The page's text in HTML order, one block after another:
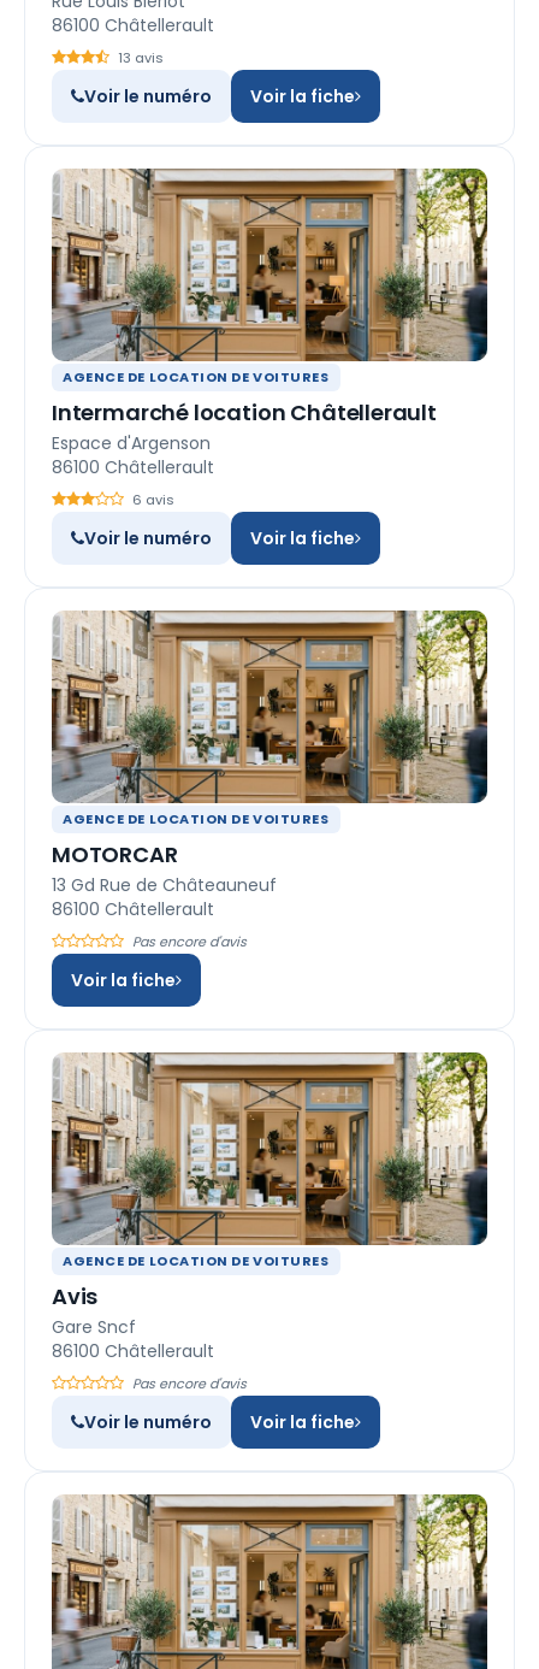
86100 Châtellerault
13 avis
Voir le numéro Voir la fiche
AGENCE DE LOCATION DE VOITURES
Intermarché location Châtellerault
Espace d'Argenson
86100 Châtellerault
6 avis
Voir le numéro Voir la fiche
AGENCE DE LOCATION DE VOITURES
MOTORCAR
13 Gd Rue de Châteauneuf
86100 Châtellerault
Pas encore d'avis
Voir la fiche
AGENCE DE LOCATION DE VOITURES
Avis
Gare Sncf
86100 Châtellerault
Pas encore d'avis
Voir le numéro Voir la fiche